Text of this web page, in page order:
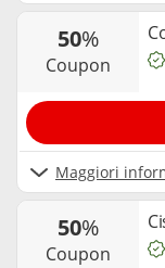
50%
coupon
Maggiori
50%
coupon